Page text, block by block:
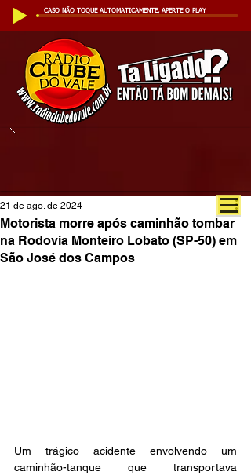
CASO NÃO TOQUE AUTOMATICAMENTE, APERTE O PLAY
Motorista morre após caminhão tombar
na Rodovia Monteiro Lobato (SP-50) em
São José dos Campos
21 de ago. de 2024
Um trágico acidente envolvendo um
caminhão-tanque que transportava